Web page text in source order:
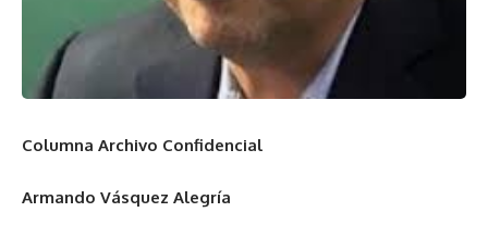
Columna Archivo Confidencial
Armando Vásquez Alegría